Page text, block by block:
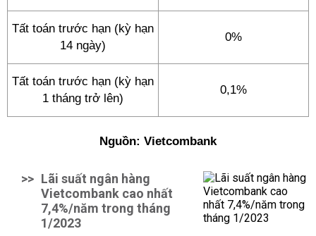
Tất toán trước hạn (kỳ hạn
14 ngày)
0%
Tất toán trước hạn (kỳ hạn
1 tháng trở lên)
0,1%
Nguồn: Vietcombank
>> Lãi suất ngân hàng
Vietcombank cao nhất
7,4%/năm trong tháng
1/2023